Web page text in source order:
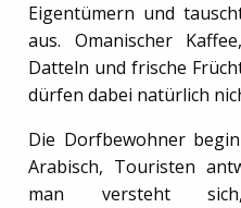
Eigentümern und
aus. Omanischer
Datteln und frische
dürfen dabei natürlich
Die Dorfbewohner
Arabisch, Touristen
man versteht